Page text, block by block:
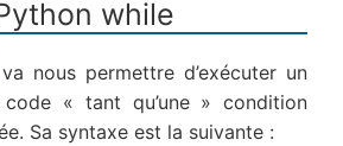
while
va nous permettre d’exécuter un
« tant qu’une » condition
Sa syntaxe est la suivante :